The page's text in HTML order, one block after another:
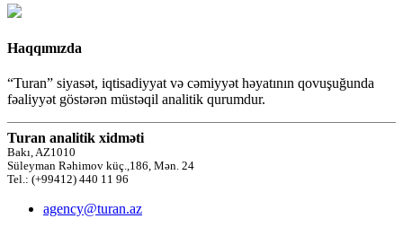
Haqqımızda
“Turan” siyasət, iqtisadiyyat və cəmiyyət həyatının qovuşuğunda
fəaliyyət göstərən müstəqil analitik qurumdur.
Turan analitik xidməti
Bakı, AZ1010
Süleyman Rəhimov küç.,186, Mən. 24
Tel.: (+99412) 440 11 96
agency@turan.az